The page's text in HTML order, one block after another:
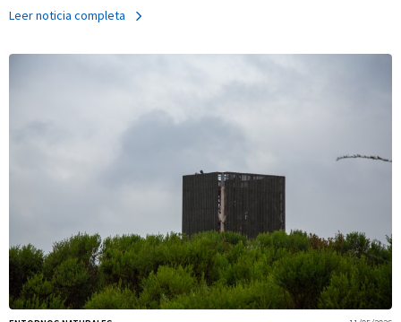
Leer noticia completa